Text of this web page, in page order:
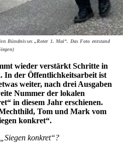
Bündnisses „Roter 1. Mai“. Das Foto entstand
wieder verstärkt Schritte in
In der Öffentlichkeitsarbeit ist
weiter, nach drei Ausgaben
Nummer der lokalen
in diesem Jahr erschienen.
Tom und Mark vom
konkret“.
konkret“?